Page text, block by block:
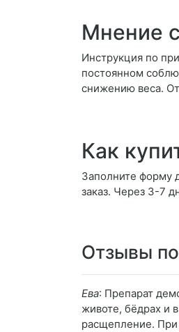
Мнение
Инструкция по
постоянном
снижению веса.
Как
Заполните форму
заказ. Через 3-7
Отзывы
Ева: Препарат
животе, бёдрах и
расщепление. При